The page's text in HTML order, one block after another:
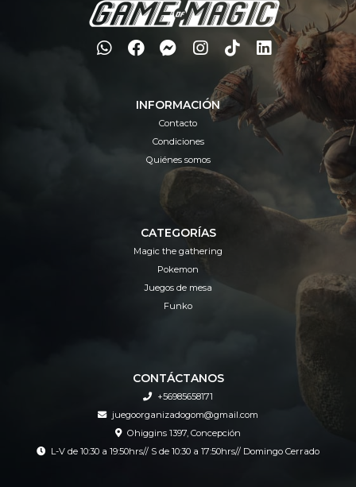
INFORMACIÓN
Contacto
Condiciones
Quiénes somos
CATEGORÍAS
Magic the gathering
Pokemon
Juegos de mesa
Funko
CONTÁCTANOS
+56985658171
juegoorganizadogom@gmail.com
Ohiggins 1397, Concepción
L-V de 10:30 a 19:50hrs// S de 10:30 a 17:50hrs// Domingo Cerrado